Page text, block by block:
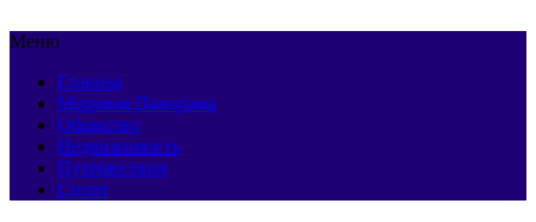
Меню
Главная
Мировая Панорама
Общество
Недвижимость
Путешествия
Спорт